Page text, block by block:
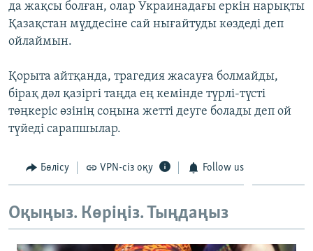
да жақсы болған, олар Украинадағы еркін нарықты
Қазақстан мүддесіне сай нығайтуды көздеді деп
ойлаймын.
Қорыта айтқанда, трагедия жасауға болмайды,
бірақ дәл қазіргі таңда ең кемінде түрлі-түсті
төңкеріс өзінің соңына жетті деуге болады деп ой
түйеді сарапшылар.
Бөлісу VPN-сіз оқу Follow us
Оқыңыз. Көріңіз. Тыңдаңыз